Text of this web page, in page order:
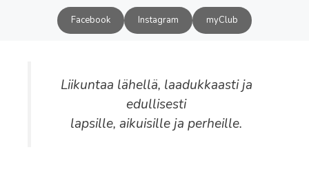
Facebook Instagram myClub
Liikuntaa lähellä, laadukkaasti ja
edullisesti
lapsille, aikuisille ja perheille.